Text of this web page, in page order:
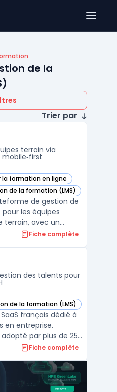
de la
Trier par
terrain via
la formation en ligne
catégorie
de la formation (LMS)
catégorie
de gestion de
les équipes
terrain, avec un
une utilisation
où l’accès à une
formation classique est ...
Fiche complète
des talents pour
de la formation (LMS)
catégorie
français dédié à
en entreprise.
par plus de 250
organisations qui
Skillup
RH en centr ...
Fiche complète